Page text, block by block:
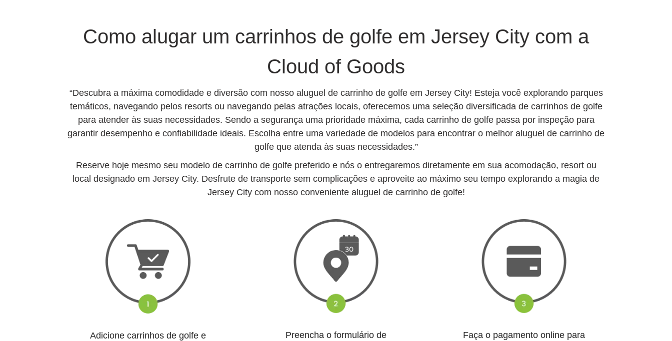
Como alugar um carrinhos de golfe em Jersey City com a
Cloud of Goods
“Descubra a máxima comodidade e diversão com nosso aluguel de carrinho de golfe em Jersey City! Esteja você explorando parques
temáticos, navegando pelos resorts ou navegando pelas atrações locais, oferecemos uma seleção diversificada de carrinhos de golfe
para atender às suas necessidades. Sendo a segurança uma prioridade máxima, cada carrinho de golfe passa por inspeção para
garantir desempenho e confiabilidade ideais. Escolha entre uma variedade de modelos para encontrar o melhor aluguel de carrinho de
golfe que atenda às suas necessidades.”
Reserve hoje mesmo seu modelo de carrinho de golfe preferido e nós o entregaremos diretamente em sua acomodação, resort ou
local designado em Jersey City. Desfrute de transporte sem complicações e aproveite ao máximo seu tempo explorando a magia de
Jersey City com nosso conveniente aluguel de carrinho de golfe!
Adicione carrinhos de golfe e
Preencha o formulário de
Faça o pagamento online para